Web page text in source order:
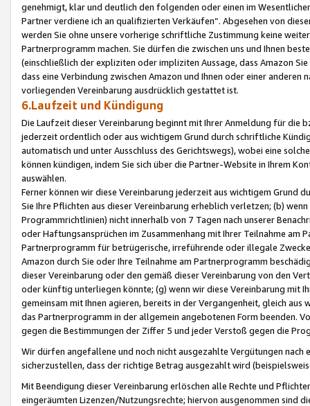
genehmigt, klar und deutlich den folgenden oder einen im
Partner verdiene ich an qualifizierten Verkäufen“. Abgesehen von
werden Sie ohne unsere vorherige schriftliche Zustimmung keine
Partnerprogramm machen. Sie dürfen die zwischen uns und Ihnen
(einschließlich der expliziten oder impliziten Aussage, dass Amazon
dass eine Verbindung zwischen Amazon und Ihnen oder einer
vorliegenden Vereinbarung ausdrücklich gestattet ist.
6.Laufzeit und Kündigung
Die Laufzeit dieser Vereinbarung beginnt mit Ihrer Anmeldung für die
jederzeit ordentlich oder aus wichtigem Grund durch schriftliche
automatisch und unter Ausschluss des Gerichtswegs), wobei eine
können kündigen, indem Sie sich über die Partner-Website in Ihrem
auswählen.
Ferner können wir diese Vereinbarung jederzeit aus wichtigem Grund
Sie Ihre Pflichten aus dieser Vereinbarung erheblich verletzen; (b)
Programmrichtlinien) nicht innerhalb von 7 Tagen nach unserer
oder Haftungsansprüchen im Zusammenhang mit Ihrer Teilnahme am
Partnerprogramm für betrügerische, irreführende oder illegale
Amazon durch Sie oder Ihre Teilnahme am Partnerprogramm
dieser Vereinbarung oder den gemäß dieser Vereinbarung von den
oder künftig unterliegen könnte; (g) wenn wir diese Vereinbarung mit
gemeinsam mit Ihnen agieren, bereits in der Vergangenheit, gleich
das Partnerprogramm in der allgemein angebotenen Form beenden.
gegen die Bestimmungen der Ziffer 5 und jeder Verstoß gegen die
Wir dürfen angefallene und noch nicht ausgezahlte Vergütungen
sicherzustellen, dass der richtige Betrag ausgezahlt wird
Mit Beendigung dieser Vereinbarung erlöschen alle Rechte und
eingeräumten Lizenzen/Nutzungsrechte; hiervon ausgenommen sind